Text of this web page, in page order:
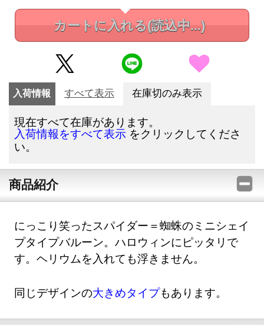
カートに入れる(読込中...)
入荷情報 すべて表示 在庫切のみ表示
現在すべて在庫があります。
入荷情報をすべて表示 をクリックしてくださ
い。
商品紹介
にっこり笑ったスパイダー＝蜘蛛のミニシェイ
プタイプバルーン。ハロウィンにピッタリで
す。ヘリウムを入れても浮きません。
同じデザインの大きめタイプもあります。